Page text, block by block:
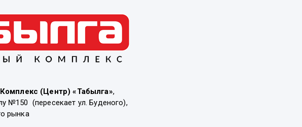
(Центр) «Табылга»,
№150 (пересекает ул. Буденого),
рынка